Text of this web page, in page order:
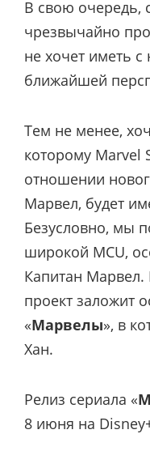
В свою очередь,
чрезвычайно
не хочет иметь
ближайшей
Тем не менее,
которому Marvel
отношении
Марвел, будет
Безусловно, мы
широкой MCU,
Капитан Марвел.
проект заложит
«Марвелы», в
Хан.
Релиз сериала «
8 июня на